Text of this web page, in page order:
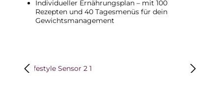
Individueller Ernährungsplan – mit 100
Rezepten und 40 Tagesmenüs für dein
Gewichtsmanagement
Bildergalerie überspringen